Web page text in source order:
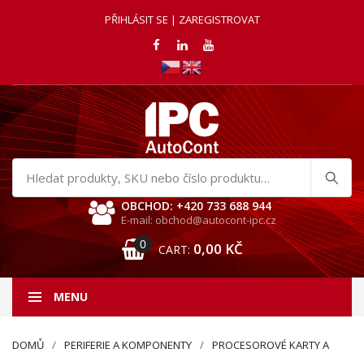
PŘIHLÁSIT SE | ZAREGISTROVAT
Hledat
produkty
OBCHOD: +420 733 688 944
E-mail: obchod@autocont-ipc.cz
0 CART: 0,00 KČ
MENU
DOMŮ PERIFERIE A KOMPONENTY
PROCESOROVÉ KARTY A